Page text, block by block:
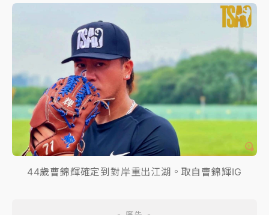
44歲曹錦輝確定到對岸重出江湖。取自曹錦輝IG